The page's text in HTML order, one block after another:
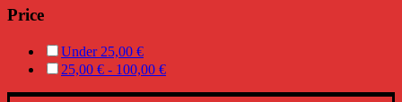
Price
Under 25,00 €
25,00 € - 100,00 €